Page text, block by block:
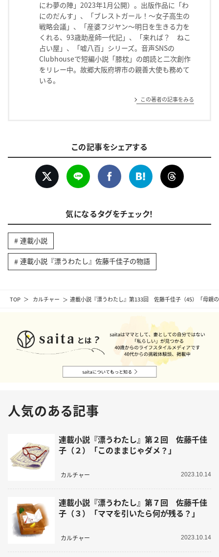
TOP カルチャー 連載小説『漂うわたし』第133回 佐藤千佳子（45）「母親
にわ夢の陣」2023年1月公開）。出版作品に「わ
にのだんす」、「ブレストガール！〜女子高生の
戦略会議」、「産婆フジヤン〜明日を生きる力を
くれる、93歳助産師一代記」、「来れば？ ねこ
占い屋」、「嘘八百」シリーズ。音声SNSの
Clubhouseで短編小説「膝枕」の朗読と二次創作
をリレー中。故郷大阪府堺市の親善大使も務めて
いる。
この著者の記事をみる
この記事をシェアする
気になるタグをチェック！
連載小説
連載小説『漂うわたし』佐藤千佳子の物語
人気のある記事
連載小説『漂うわたし』第２回 佐藤千佳
子（２）「このままじゃダメ？」
カルチャー 2023.10.14
連載小説『漂うわたし』第７回 佐藤千佳
子（３）「ママを引いたら何が残る？」
カルチャー 2023.10.14